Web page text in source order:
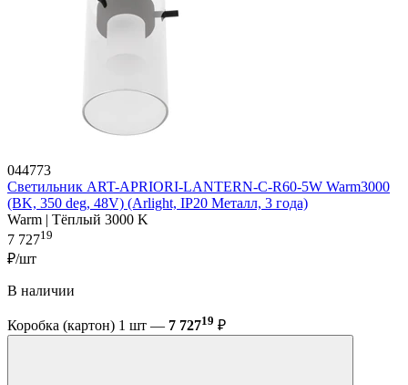
044773
Светильник ART-APRIORI-LANTERN-C-R60-5W Warm3000
(BK, 350 deg, 48V) (Arlight, IP20 Металл, 3 года)
Warm | Тёплый 3000 K
7 72719
₽/шт
В наличии
Коробка (картон) 1 шт — 7 72719 ₽